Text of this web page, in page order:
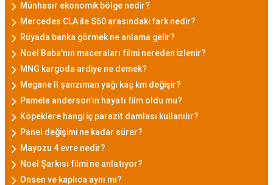
Münhasır ekonomik bölge nedir?
Mercedes CLA ile S60 arasındaki fark nedir?
Rüyada banka görmek ne anlama gelir?
Noel Baba'nın maceraları filmi nereden izlenir?
MNG kargoda ardiye ne demek?
Megane II şanzıman yağı kaç km değişir?
Pamela anderson'ın hayatı film oldu mu?
Köpeklere hangi iç parazit damlası kullanılır?
Panel değişimi ne kadar sürer?
Mayozu 4 evre nedir?
Noel Şarkısı filmi ne anlatıyor?
Onsen ve kaplıca aynı mı?